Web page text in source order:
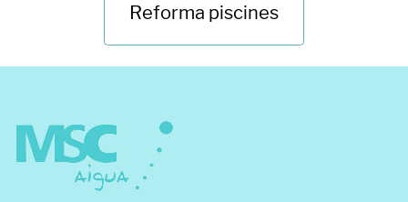
Reforma piscines